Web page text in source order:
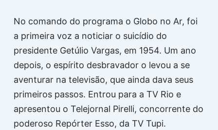
No comando do programa o Globo no Ar, foi
a primeira voz a noticiar o suicídio do
presidente Getúlio Vargas, em 1954. Um ano
depois, o espírito desbravador o levou a se
aventurar na televisão, que ainda dava seus
primeiros passos. Entrou para a TV Rio e
apresentou o Telejornal Pirelli, concorrente do
poderoso Repórter Esso, da TV Tupi.